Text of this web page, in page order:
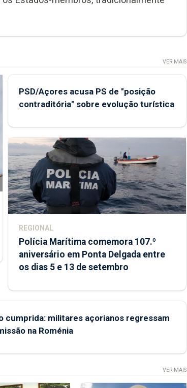
VER MAIS
PSD/Açores acusa PS de "posição
contraditória" sobre evolução turística
REGIONAL
Polícia Marítima comemora 107.º
aniversário em Ponta Delgada entre
os dias 5 e 13 de setembro
cumprida: militares açorianos regressam
na Roménia
VER MAIS